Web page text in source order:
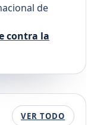
de
contra la
VER TODO